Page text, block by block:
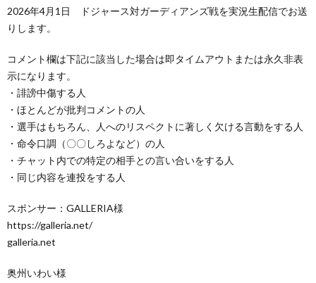
2026年4月1日 ドジャース対ガーディアンズ戦を実況生配信でお送
りします。
コメント欄は下記に該当した場合は即タイムアウトまたは永久非表
示になります。
・誹謗中傷する人
・ほとんどが批判コメントの人
・選手はもちろん、人へのリスペクトに著しく欠ける言動をする人
・命令口調（〇〇しろよなど）の人
・チャット内での特定の相手との言い合いをする人
・同じ内容を連投をする人
スポンサー：GALLERIA様
https://galleria.net/
galleria.net
奥州いわい様